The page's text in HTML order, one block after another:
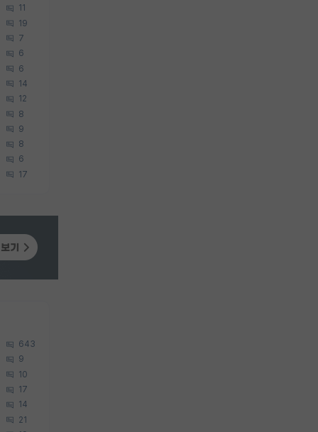
11
19
7
6
6
14
12
8
9
8
6
17
643
9
10
17
14
21